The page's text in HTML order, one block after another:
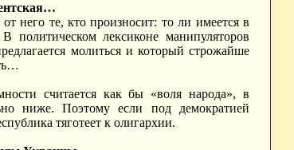
него те, кто произносит: то ли имеется в
политическом лексиконе манипуляторов
молиться и который строжайше
считается как бы «воля народа», в
ниже. Поэтому если под демократией
тяготеет к олигархии.